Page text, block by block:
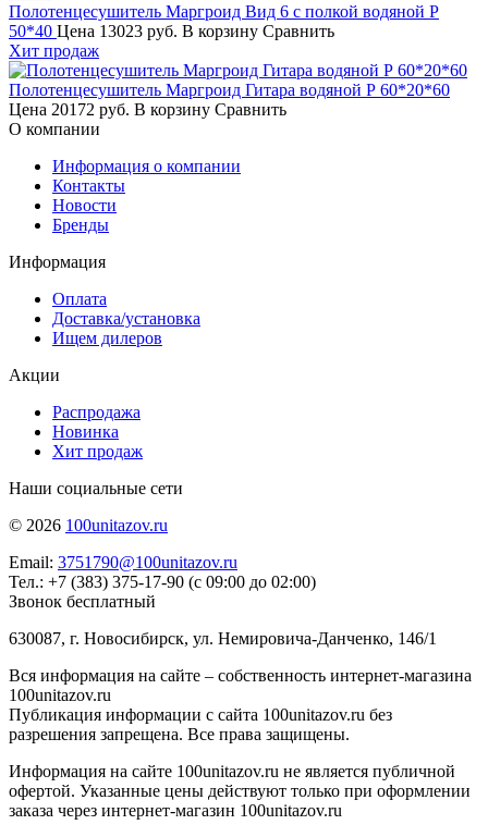
Полотенцесушитель Маргроид Вид 6 с полкой водяной Р
50*40 Цена 13023 руб. В корзину Сравнить
Хит продаж
Полотенцесушитель Маргроид Гитара водяной Р 60*20*60
Цена 20172 руб. В корзину Сравнить
О компании
Информация о компании
Контакты
Новости
Бренды
Информация
Оплата
Доставка/установка
Ищем дилеров
Акции
Распродажа
Новинка
Хит продаж
Наши социальные сети
© 2026 100unitazov.ru
Email: 3751790@100unitazov.ru
Тел.: +7 (383) 375-17-90 (с 09:00 до 02:00)
Звонок бесплатный
630087, г. Новосибирск, ул. Немировича-Данченко, 146/1
Вся информация на сайте – собственность интернет-магазина
100unitazov.ru
Публикация информации с сайта 100unitazov.ru без
разрешения запрещена. Все права защищены.
Информация на сайте 100unitazov.ru не является публичной
офертой. Указанные цены действуют только при оформлении
заказа через интернет-магазин 100unitazov.ru